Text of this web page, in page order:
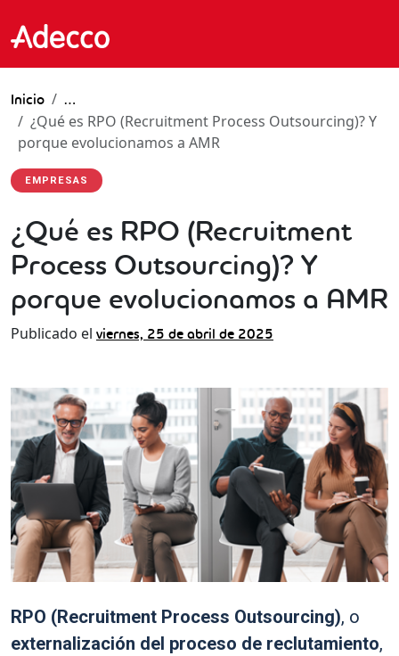
Inicio …
¿Qué es RPO (Recruitment Process Outsourcing)? Y
porque evolucionamos a AMR
EMPRESAS
¿Qué es RPO (Recruitment
Process Outsourcing)? Y
porque evolucionamos a AMR
Publicado el viernes, 25 de abril de 2025
RPO (Recruitment Process Outsourcing), o
externalización del proceso de reclutamiento,